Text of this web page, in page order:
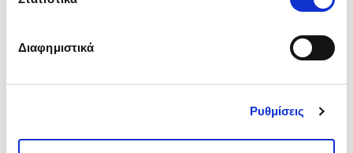
Διαφημιστικά
Ρυθμίσεις
Building Manifesto
Πώς μας αξιολόγησαν